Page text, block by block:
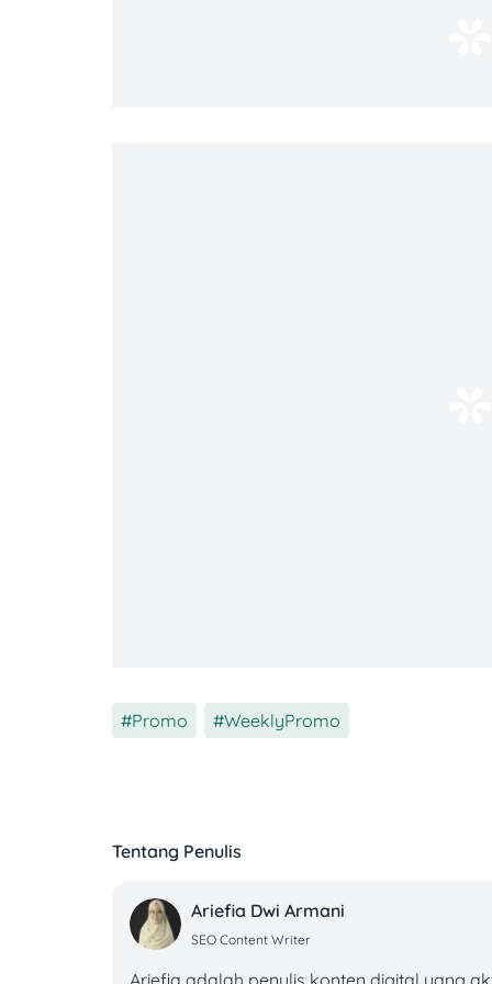
Promo WeeklyPromo
Tentang Penulis
Ariefia Dwi Armani
SEO Content Writer